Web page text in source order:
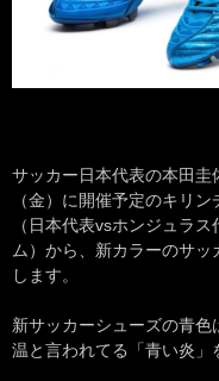
サッカー日本代表の本田圭
（金）に開催予定のキリ
（日本代表vsホンジュラ
ム）から、新カラーのサッ
します。
新サッカーシューズの青色
温と言われてる「青い炎」